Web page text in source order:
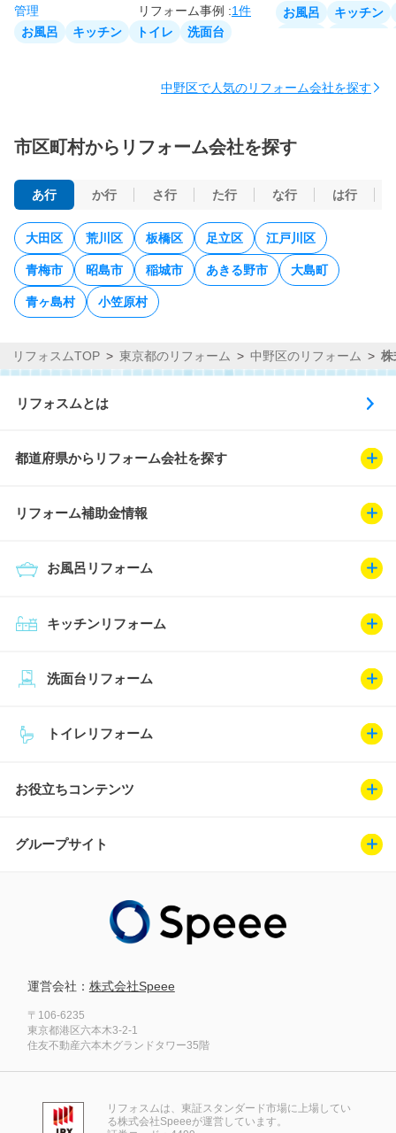
リフォーム事例 :1件
お風呂
キッチン トイレ 洗面台
お風呂
キッチン
窓・サッシ
中野区で人気のリフォーム会社を探す
市区町村からリフォーム会社を探す
あ行 か行 さ行 た行 な行 は行
大田区 荒川区 板橋区 足立区 江戸川区
青梅市 昭島市 稲城市 あきる野市 大島町
青ヶ島村 小笠原村
リフォスムTOP 東京都のリフォーム 中野区のリフォーム 株
リフォスムとは
都道府県からリフォーム会社を探す
リフォーム補助金情報
キッチンリフォーム
お風呂リフォーム
トイレリフォーム
洗面台リフォーム
お役立ちコンテンツ
グループサイト
運営会社： 株式会社Speee
〒106-6235
東京都港区六本木3-2-1
住友不動産六本木グランドタワー35階
リフォスムは、東証スタンダード市場に上場してい
る株式会社Speeeが運営しています。